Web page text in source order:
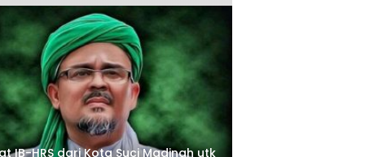
IB-HRS dari Kota Suci Madinah utk